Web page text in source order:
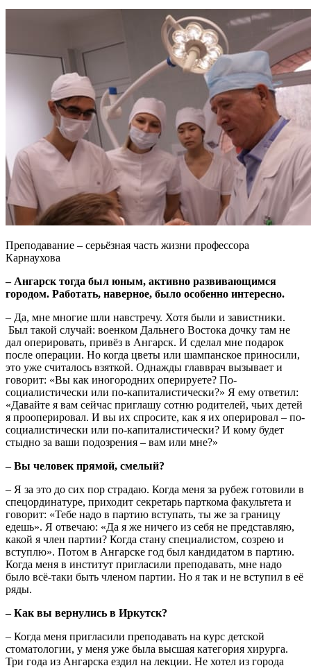
Преподавание – серьёзная часть жизни профессора
Карнаухова
– Ангарск тогда был юным, активно развивающимся
городом. Работать, наверное, было особенно интересно.
– Да, мне многие шли навстречу. Хотя были и завистники.
Был такой случай: военком Дальнего Востока дочку там не
дал оперировать, привёз в Ангарск. И сделал мне подарок
после операции. Но когда цветы или шампанское приносили,
это уже считалось взяткой. Однажды главврач вызывает и
говорит: «Вы как иногородних оперируете? По-
социалистически или по-капиталистически?» Я ему ответил:
«Давайте я вам сейчас приглашу сотню родителей, чьих детей
я прооперировал. И вы их спросите, как я их оперировал – по-
социалистически или по-капиталистически? И кому будет
стыдно за ваши подозрения – вам или мне?»
– Вы человек прямой, смелый?
– Я за это до сих пор страдаю. Когда меня за рубеж готовили в
спецординатуре, приходит секретарь парт­кома факультета и
говорит: «Тебе надо в партию вступать, ты же за границу
едешь». Я отвечаю: «Да я же ничего из себя не представляю,
какой я член партии? Когда стану специалистом, созрею и
вступлю». Потом в Ангарске год был кандидатом в партию.
Когда меня в институт пригласили преподавать, мне надо
было всё-таки быть членом партии. Но я так и не вступил в её
ряды.
– Как вы вернулись в Иркутск?
– Когда меня пригласили преподавать на курс детской
стоматологии, у меня уже была высшая категория хирурга.
Три года из Ангарска ездил на лекции. Не хотел из города